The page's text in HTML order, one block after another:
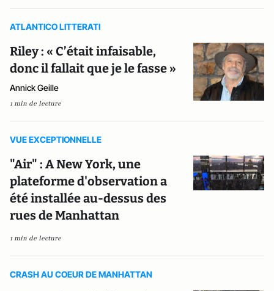
ATLANTICO LITTERATI
Riley : « C’était infaisable,
donc il fallait que je le fasse »
Annick Geille
1 min de lecture
VUE EXCEPTIONNELLE
"Air" : A New York, une
plateforme d'observation a
été installée au-dessus des
rues de Manhattan
1 min de lecture
CRASH AU COEUR DE MANHATTAN